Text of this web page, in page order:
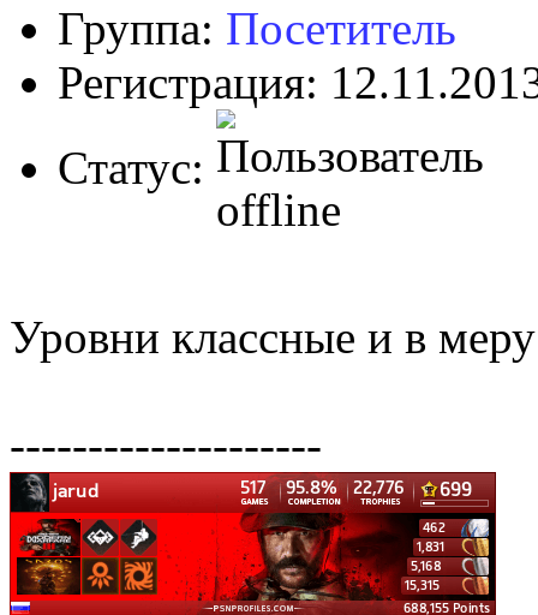
Группа: Посетитель
Регистрация:
Статус:
Уровни классные и в
--------------------